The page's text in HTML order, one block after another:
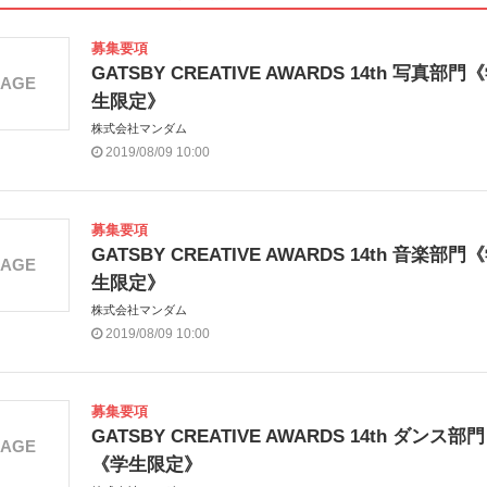
募集要項
GATSBY CREATIVE AWARDS 14th 写真部門
生限定》
株式会社マンダム
2019/08/09 10:00
募集要項
GATSBY CREATIVE AWARDS 14th 音楽部門
生限定》
株式会社マンダム
2019/08/09 10:00
募集要項
GATSBY CREATIVE AWARDS 14th ダンス部門
《学生限定》